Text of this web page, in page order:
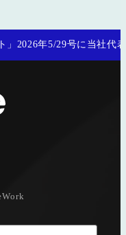
」2026年5/29号に当社代